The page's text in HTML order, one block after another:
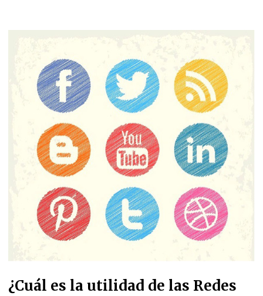
¿Cuál es la utilidad de las Redes